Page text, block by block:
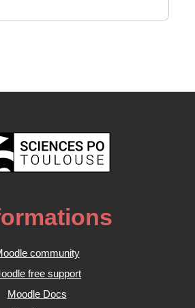
community
free support
Moodle Docs